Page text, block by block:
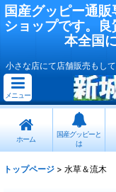
国産グッピー通
ショップです。
本全国
小さな店にて店舗販売もし
メニュー
ホーム
国産グッピーと
は
トップページ > 水草＆流木